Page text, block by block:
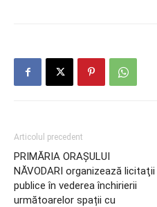
Articolul precedent
PRIMĂRIA ORAŞULUI
NĂVODARI organizează licitaţii
publice în vederea închirierii
următoarelor spații cu